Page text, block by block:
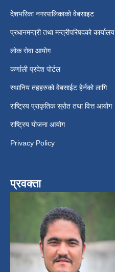
देशभरिका नगरपालिकाको वेबसाइट
प्रधानमन्त्री तथा मन्त्रीपरिषदको कार्यालय
लोक सेवा आयोग
कर्णाली प्रदेश पोर्टल
स्थानिय तहहरुको वेबसाईट हेर्नको लागि
राष्ट्रिय प्राकृतिक स्रोत तथा वित्त आयोग
राष्ट्रिय योजना आयोग
Privacy Policy
प्रवक्ता